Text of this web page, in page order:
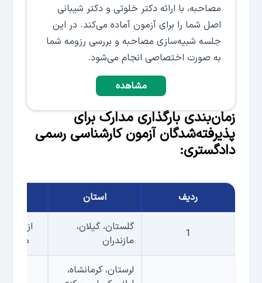
مصاحبه، با ارائه دکتر خلوتی و دکتر شیبانی
اصل شما را برای آزمون آماده می‌کند. در این
جلسه شبیه‌سازی مصاحبه و بررسی رزومه شما
به صورت اختصاصی انجام می‌شود.
مشاهده
زمان‌بندی بارگذاری مدارک برای
پذیرفته‌شدگان آزمون کارشناسی رسمی
دادگستری:
ردیف استان
1
گلستان، گیلان،
مازندران
از پنجم
مدت
لرستان، کرمانشاه،